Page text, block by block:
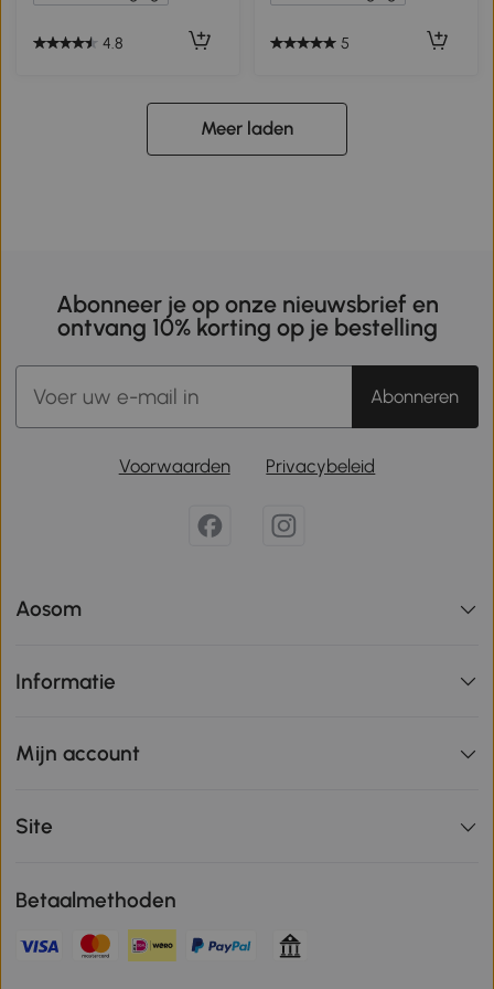
4.8 5
Meer laden
Abonneer je op onze nieuwsbrief en
ontvang 10% korting op je bestelling
Abonneren
Voorwaarden Privacybeleid
Aosom
Informatie
Mijn account
Site
Betaalmethoden